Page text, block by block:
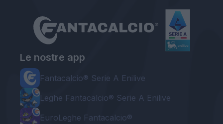
Le nostre app
Fantacalcio® Serie A Enilive
Leghe Fantacalcio® Serie A Enilive
EuroLeghe Fantacalcio®